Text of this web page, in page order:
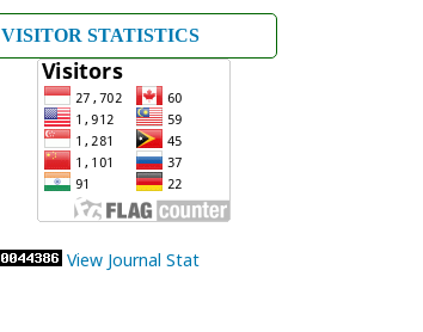
VISITOR STATISTICS
View Journal Stat